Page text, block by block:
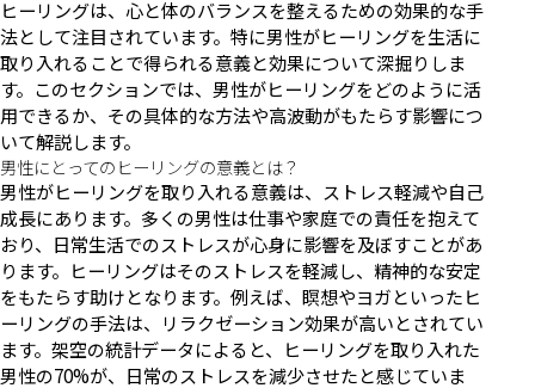
ヒーリングは、心と体のバランスを整えるための効果的な手
法として注目されています。特に男性がヒーリングを生活に
取り入れることで得られる意義と効果について深掘りしま
す。このセクションでは、男性がヒーリングをどのように活
用できるか、その具体的な方法や高波動がもたらす影響につ
いて解説します。
男性にとってのヒーリングの意義とは？
男性がヒーリングを取り入れる意義は、ストレス軽減や自己
成長にあります。多くの男性は仕事や家庭での責任を抱えて
おり、日常生活でのストレスが心身に影響を及ぼすことがあ
ります。ヒーリングはそのストレスを軽減し、精神的な安定
をもたらす助けとなります。例えば、瞑想やヨガといったヒ
ーリングの手法は、リラクゼーション効果が高いとされてい
ます。架空の統計データによると、ヒーリングを取り入れた
男性の70%が、日常のストレスを減少させたと感じていま